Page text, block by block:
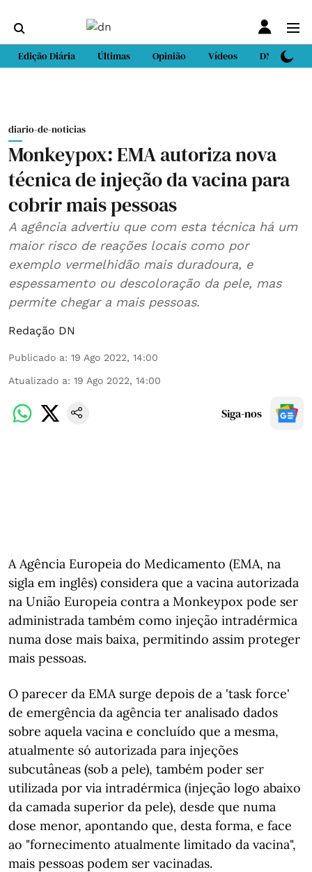
Edição Diária Últimas Opinião Vídeos DN Sport
diario-de-noticias
Monkeypox: EMA autoriza nova
técnica de injeção da vacina para
cobrir mais pessoas
A agência advertiu que com esta técnica há um
maior risco de reações locais como por
exemplo vermelhidão mais duradoura, e
espessamento ou descoloração da pele, mas
permite chegar a mais pessoas.
Redação DN
Publicado a: 19 Ago 2022, 14:00
Atualizado a: 19 Ago 2022, 14:00
Siga-nos
A Agência Europeia do Medicamento (EMA, na
sigla em inglês) considera que a vacina autorizada
na União Europeia contra a Monkeypox pode ser
administrada também como injeção intradérmica
numa dose mais baixa, permitindo assim proteger
mais pessoas.
O parecer da EMA surge depois de a 'task force'
de emergência da agência ter analisado dados
sobre aquela vacina e concluído que a mesma,
atualmente só autorizada para injeções
subcutâneas (sob a pele), também poder ser
utilizada por via intradérmica (injeção logo abaixo
da camada superior da pele), desde que numa
dose menor, apontando que, desta forma, e face
ao "fornecimento atualmente limitado da vacina",
mais pessoas podem ser vacinadas.